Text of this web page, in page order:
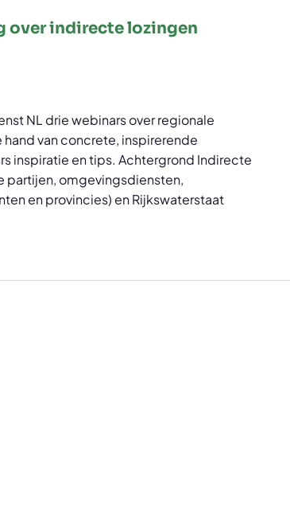
over indirecte lozingen
NL drie webinars over regionale
van concrete, inspirerende
inspiratie en tips. Achtergrond Indirecte
partijen, omgevingsdiensten,
en provincies) en Rijkswaterstaat